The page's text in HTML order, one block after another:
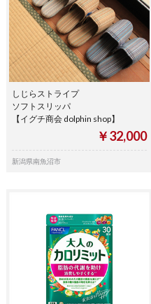
しじらストライプ
ソフトスリッパ
【イグチ商会 dolphin shop】
￥32,000
新潟県南魚沼市